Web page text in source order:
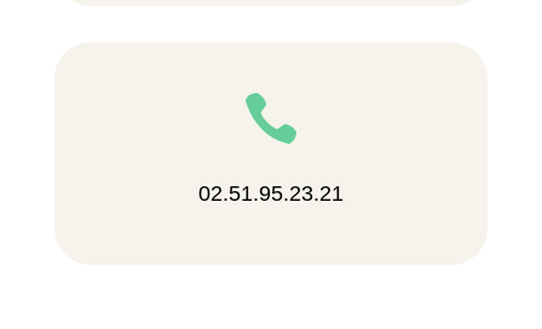

02.51.95.23.21